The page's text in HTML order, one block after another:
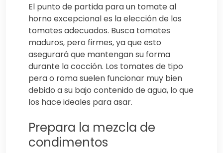
El punto de partida para un tomate al
horno excepcional es la elección de los
tomates adecuados. Busca tomates
maduros, pero firmes, ya que esto
asegurará que mantengan su forma
durante la cocción. Los tomates de tipo
pera o roma suelen funcionar muy bien
debido a su bajo contenido de agua, lo que
los hace ideales para asar.
Prepara la mezcla de
condimentos